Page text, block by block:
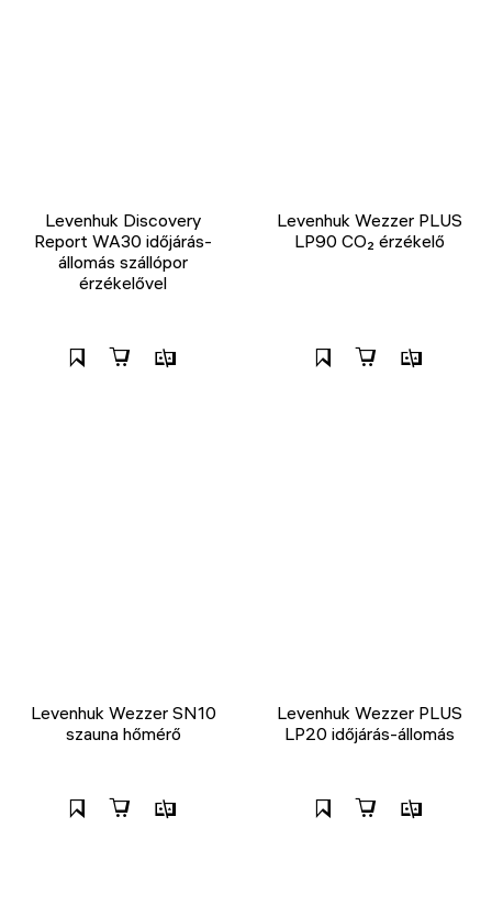
Levenhuk Discovery
Report WA30 időjárás-
állomás szállópor
érzékelővel
Levenhuk Wezzer PLUS
LP90 CO₂ érzékelő
Levenhuk Wezzer SN10
szauna hőmérő
Levenhuk Wezzer PLUS
LP20 időjárás-állomás